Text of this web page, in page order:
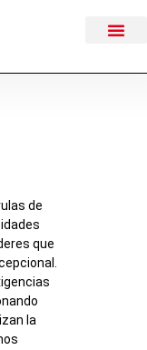
de
que
la